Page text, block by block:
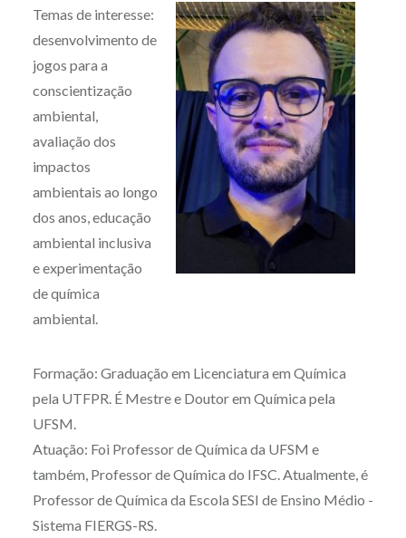
Temas de interesse:
desenvolvimento de
jogos para a
conscientização
ambiental,
avaliação dos
impactos
ambientais ao longo
dos anos, educação
ambiental inclusiva
e experimentação
de química
ambiental.
Formação: Graduação em Licenciatura em Química
pela UTFPR. É Mestre e Doutor em Química pela
UFSM.
Atuação: Foi Professor de Química da UFSM e
também, Professor de Química do IFSC. Atualmente, é
Professor de Química da Escola SESI de Ensino Médio -
Sistema FIERGS-RS.